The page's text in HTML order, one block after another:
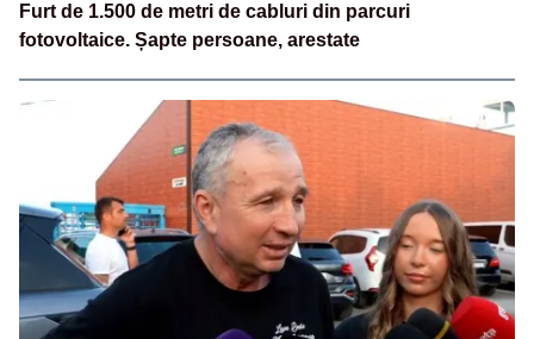
Furt de 1.500 de metri de cabluri din parcuri
fotovoltaice. Șapte persoane, arestate